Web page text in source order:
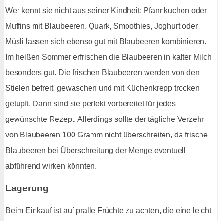
Wer kennt sie nicht aus seiner Kindheit: Pfannkuchen oder
Muffins mit Blaubeeren. Quark, Smoothies, Joghurt oder
Müsli lassen sich ebenso gut mit Blaubeeren kombinieren.
Im heißen Sommer erfrischen die Blaubeeren in kalter Milch
besonders gut. Die frischen Blaubeeren werden von den
Stielen befreit, gewaschen und mit Küchenkrepp trocken
getupft. Dann sind sie perfekt vorbereitet für jedes
gewünschte Rezept. Allerdings sollte der tägliche Verzehr
von Blaubeeren 100 Gramm nicht überschreiten, da frische
Blaubeeren bei Überschreitung der Menge eventuell
abführend wirken könnten.
Lagerung
Beim Einkauf ist auf pralle Früchte zu achten, die eine leicht